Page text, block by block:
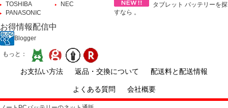
TOSHIBA
NEC
PANASONIC
タブレット バッテリーを探
すなら 。
お得情報配信中
Blogger
もっと：
お支払い方法 返品・交換について 配送料と配送情報
よくある質問 会社概要